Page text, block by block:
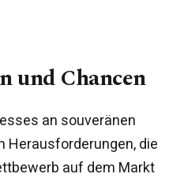
und Chancen
an souveränen
Herausforderungen, die
auf dem Markt